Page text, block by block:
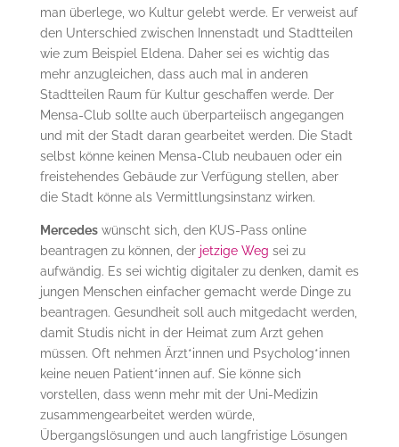
man überlege, wo Kultur gelebt werde. Er verweist auf
den Unterschied zwischen Innenstadt und Stadtteilen
wie zum Beispiel Eldena. Daher sei es wichtig das
mehr anzugleichen, dass auch mal in anderen
Stadtteilen Raum für Kultur geschaffen werde. Der
Mensa-Club sollte auch überparteiisch angegangen
und mit der Stadt daran gearbeitet werden. Die Stadt
selbst könne keinen Mensa-Club neubauen oder ein
freistehendes Gebäude zur Verfügung stellen, aber
die Stadt könne als Vermittlungsinstanz wirken.
Mercedeswünscht sich, den KUS-Pass online
beantragen zu können, der jetzige Weg sei zu
aufwändig. Es sei wichtig digitaler zu denken, damit es
jungen Menschen einfacher gemacht werde Dinge zu
beantragen. Gesundheit soll auch mitgedacht werden,
damit Studis nicht in der Heimat zum Arzt gehen
müssen. Oft nehmen Ärzt*innen und Psycholog*innen
keine neuen Patient*innen auf. Sie könne sich
vorstellen, dass wenn mehr mit der Uni-Medizin
zusammengearbeitet werden würde,
Übergangslösungen und auch langfristige Lösungen